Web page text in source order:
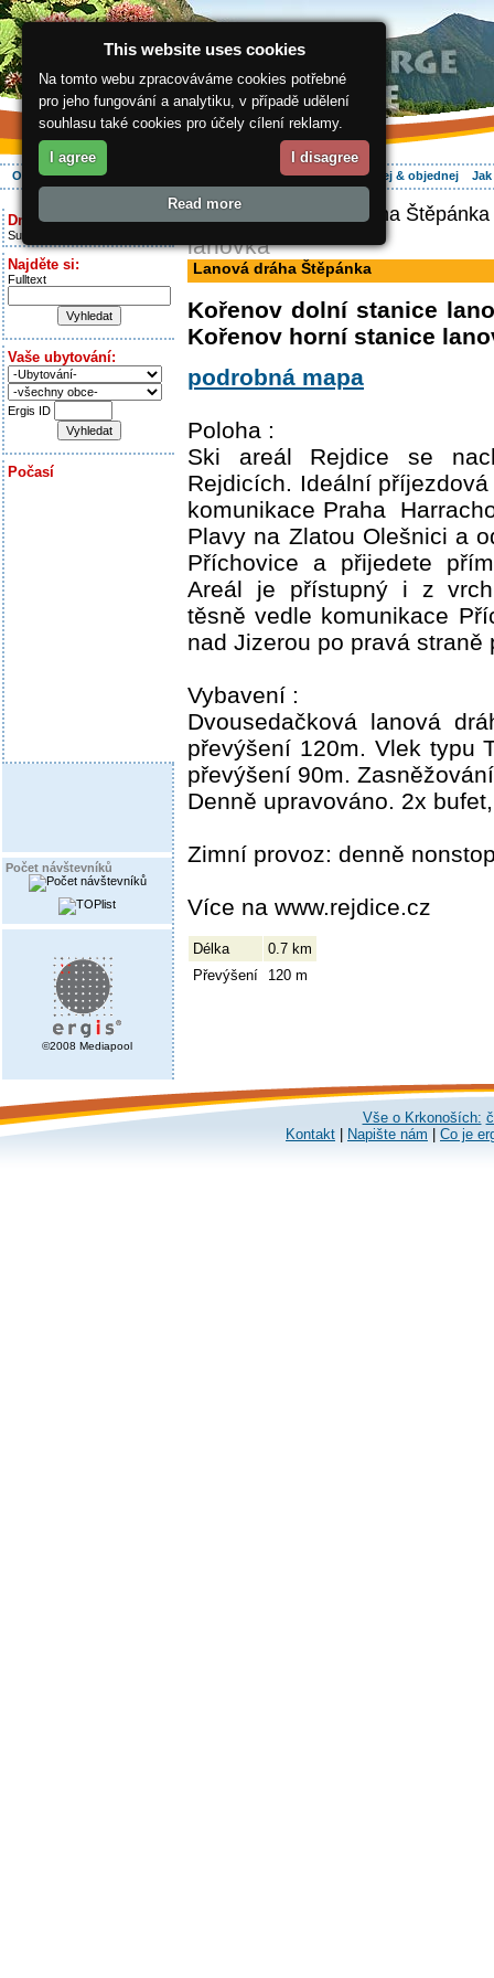
O regionu Aktivně Ubytování Hledej & objednej
Dnes je:
Sunday 9.08.2026
Najděte si:
Fulltext
Vaše ubytování:
Ergis ID
Počasí
Počet návštevníků
©2008 Mediapool
ergis.cz > Lanová dráha Štěpánka
lanovka
Lanová dráha Štěpánka
Kořenov dolní stanice
Kořenov horní stanice
podrobná mapa
Poloha :
Ski areál Rejdice se
Rejdicích. Ideální
komunikace Praha
Plavy na Zlatou Olešnici a
Příchovice a přijedete
Areál je přístupný i z
těsně vedle komunikace
nad Jizerou po pravá straně
Vybavení :
Dvousedačková lanová
převýšení 120m. Vlek typu
převýšení 90m.
Denně upravováno. 2x
Zimní provoz: denně
Více na www.rejdice.cz
Délka
0.7 km
Převýšení
120 m
Vše o Krkonoších:
Kontakt
Napište nám Co je
This website uses cookies
Na tomto webu zpracováváme cookies potřebné
pro jeho fungování a analytiku, v případě udělení
souhlasu také cookies pro účely cílení reklamy.
I agree I disagree
Read more